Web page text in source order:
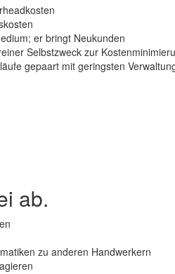
er bringt Neukunden
Selbstzweck zur
gepaart mit geringsten
ab.
zu anderen Handwerkern